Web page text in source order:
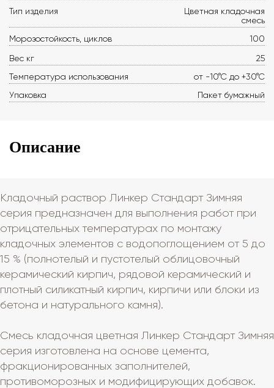
Тип изделия
Цветная кладочная
смесь
Морозостойкость, циклов
100
Вес кг
25
Температура использования
от -10°С до +30°С
Упаковка
Пакет бумажный
Описание
Кладочный раствор Линкер Стандарт Зимняя
серия предназначен для выполнения работ при
отрицательных температурах по монтажу
кладочных элементов с водопоглощением от 5 до
15 % (полнотелый и пустотелый облицовочный
керамический кирпич, рядовой керамический и
плотный силикатный кирпич, кирпичи или блоки из
бетона и натурального камня).
Смесь кладочная цветная Линкер Стандарт Зимняя
серия изготовлена на основе цемента,
фракционированных заполнителей,
противоморозных и модифицирующих добавок.